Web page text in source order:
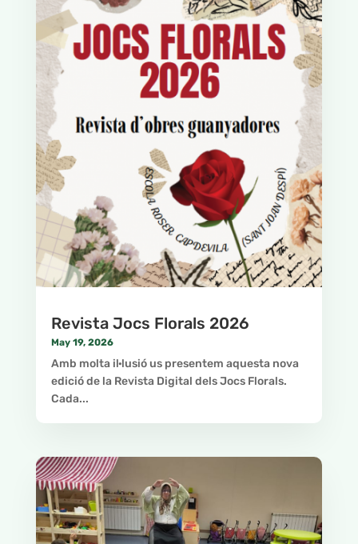
Revista Jocs Florals 2026
May 19, 2026
Amb molta il·lusió us presentem aquesta nova
edició de la Revista Digital dels Jocs Florals.
Cada...